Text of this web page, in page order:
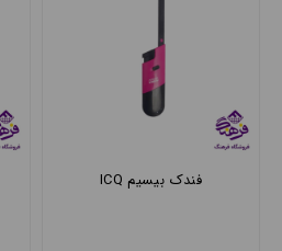
فندک بیسیم ICQ